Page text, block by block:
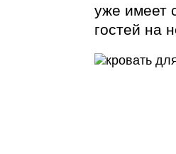
уже имеет
гостей на